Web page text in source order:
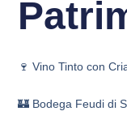
🍷 Vino Tinto con
🏰 Bodega Feudi di